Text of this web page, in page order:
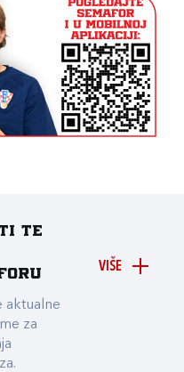
VIŠE
te
aktualne
za